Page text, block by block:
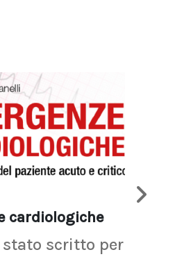
cardiologiche
stato scritto per